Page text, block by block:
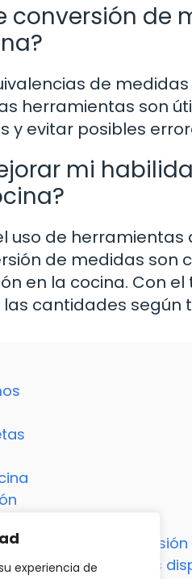
experiencia de
conversión de
de
herramientas son
y evitar posibles
mi
uso de
de medidas
en la cocina. Con
cantidades según
conocer la
de medidas